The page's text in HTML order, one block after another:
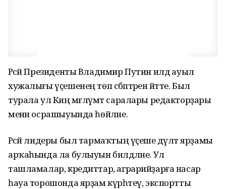
Рәсәй Президенты Владимир Путин илдә ауыл
хужалығы үҫешенең төп сәбәптәрен әйтте. Был
турала ул Киң мәғлүмәт саралары редакторҙары
менән осрашыуында һөйләне.
Рәсәй лидеры был тармаҡтың үҫеше дәүләт ярҙамы
арҡаһында ла булыуын билдәләне. Ул
ташламалар, кредиттар, аграрийҙарға насар
һауа торошонда ярҙам күрһәтеү, экспортты